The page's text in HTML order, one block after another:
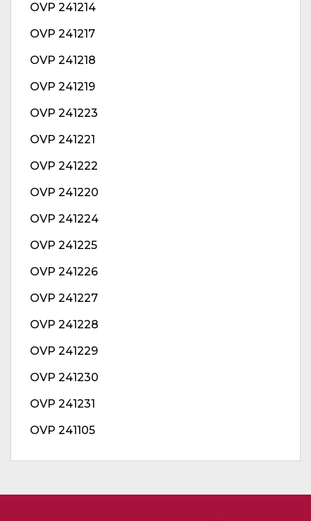
OVP 241214
OVP 241217
OVP 241218
OVP 241219
OVP 241223
OVP 241221
OVP 241222
OVP 241220
OVP 241224
OVP 241225
OVP 241226
OVP 241227
OVP 241228
OVP 241229
OVP 241230
OVP 241231
OVP 241105